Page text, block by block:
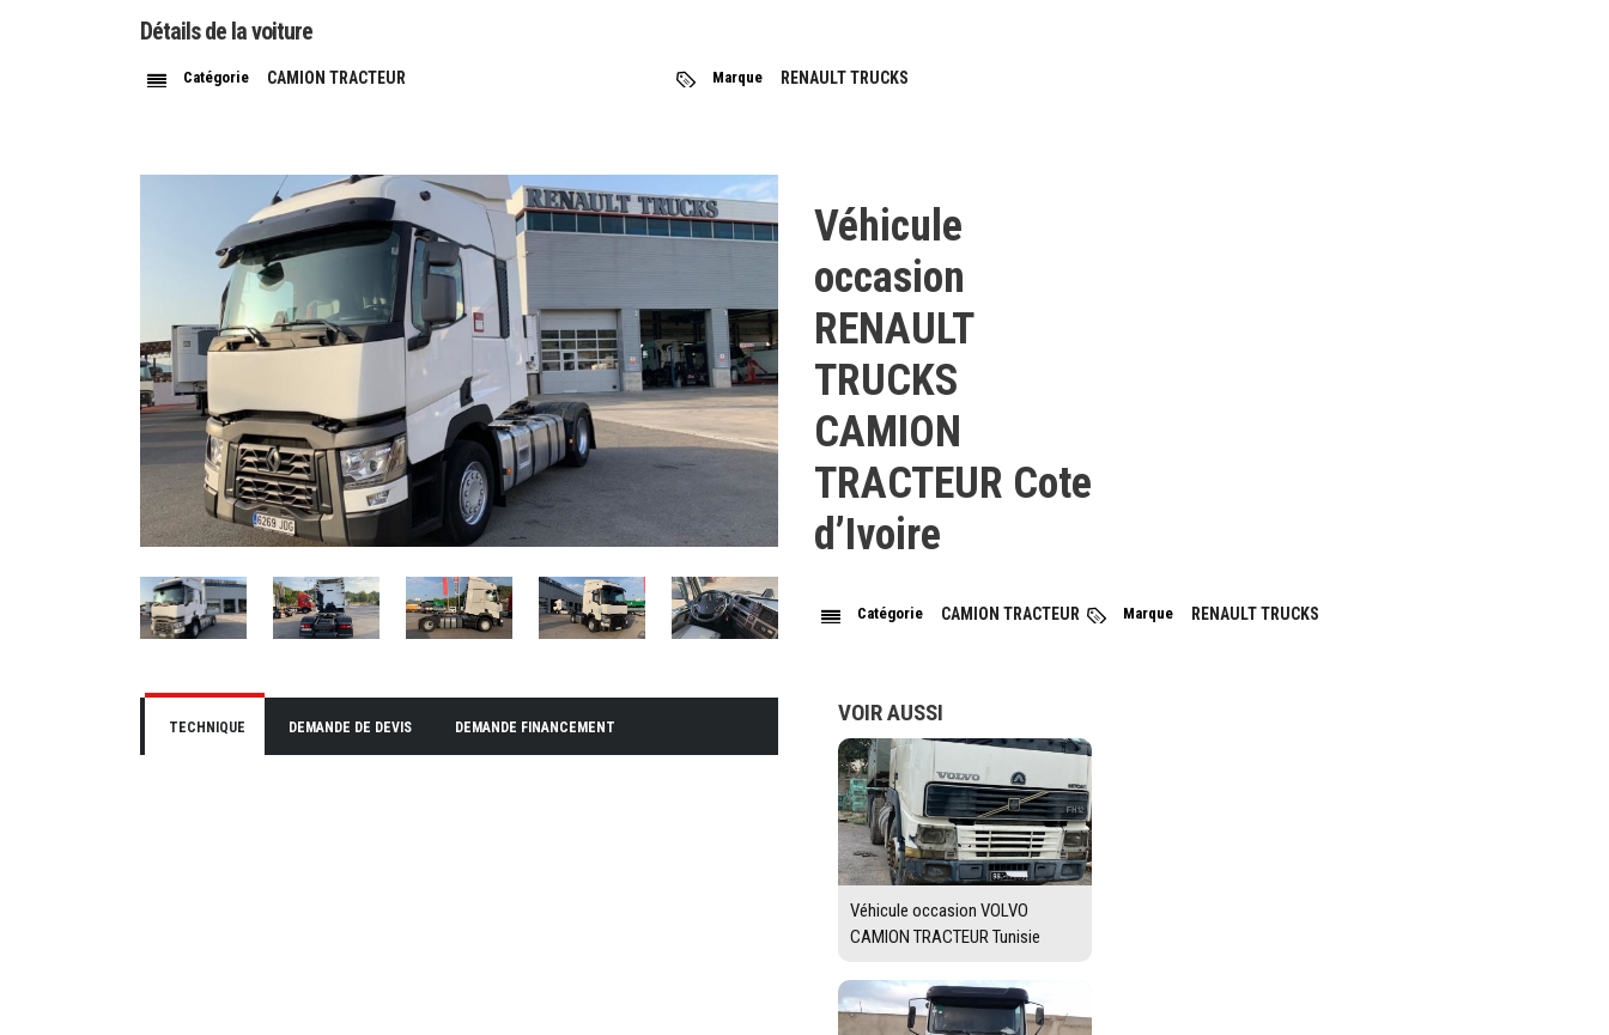
Détails de la voiture
Catégorie CAMION TRACTEUR Marque RENAULT TRUCKS
TECHNIQUE DEMANDE DE DEVIS DEMANDE FINANCEMENT
Véhicule
occasion
RENAULT
TRUCKS
CAMION
TRACTEUR Cote
d’Ivoire
Catégorie CAMION TRACTEUR Marque RENAULT TRUCKS
VOIR AUSSI
Véhicule occasion VOLVO
CAMION TRACTEUR Tunisie